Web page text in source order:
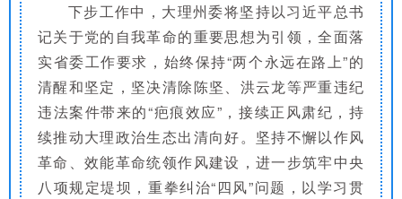
下步工作中，大理州委将坚持以习近平总书
记关于党的自我革命的重要思想为引领，全面落
实省委工作要求，始终保持“两个永远在路上”的
清醒和坚定，坚决清除陈坚、洪云龙等严重违纪
违法案件带来的“疤痕效应”，接续正风肃纪，持
续推动大理政治生态出清向好。坚持不懈以作风
革命、效能革命统领作风建设，进一步筑牢中央
八项规定堤坝，重拳纠治“四风”问题，以学习贯